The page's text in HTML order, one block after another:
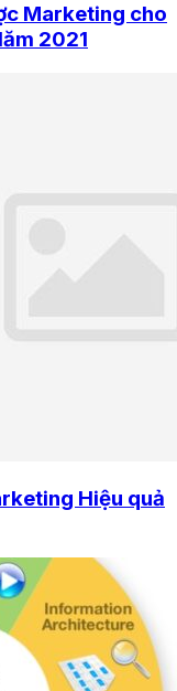
Marketing cho
2021
Hiệu quả